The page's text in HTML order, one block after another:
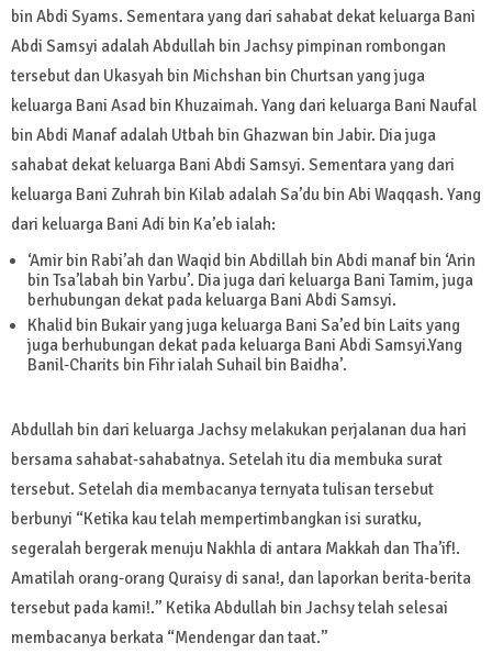
bin Abdi Syams. Sementara yang dari sahabat dekat keluarga Bani
Abdi Samsyi adalah Abdullah bin Jachsy pimpinan rombongan
tersebut dan Ukasyah bin Michshan bin Churtsan yang juga
keluarga Bani Asad bin Khuzaimah. Yang dari keluarga Bani Naufal
bin Abdi Manaf adalah Utbah bin Ghazwan bin Jabir. Dia juga
sahabat dekat keluarga Bani Abdi Samsyi. Sementara yang dari
keluarga Bani Zuhrah bin Kilab adalah Sa’du bin Abi Waqqash. Yang
dari keluarga Bani Adi bin Ka’eb ialah:
‘Amir bin Rabi’ah dan Waqid bin Abdillah bin Abdi manaf bin ‘Arin
bin Tsa’labah bin Yarbu’. Dia juga dari keluarga Bani Tamim, juga
berhubungan dekat pada keluarga Bani Abdi Samsyi.
Khalid bin Bukair yang juga keluarga Bani Sa’ed bin Laits yang
juga berhubungan dekat pada keluarga Bani Abdi Samsyi.Yang
Banil-Charits bin Fihr ialah Suhail bin Baidha’.
Abdullah bin dari keluarga Jachsy melakukan perjalanan dua hari
bersama sahabat-sahabatnya. Setelah itu dia membuka surat
tersebut. Setelah dia membacanya ternyata tulisan tersebut
berbunyi “Ketika kau telah mempertimbangkan isi suratku,
segeralah bergerak menuju Nakhla di antara Makkah dan Tha’if!.
Amatilah orang-orang Quraisy di sana!, dan laporkan berita-berita
tersebut pada kami!.” Ketika Abdullah bin Jachsy telah selesai
membacanya berkata “Mendengar dan taat.”